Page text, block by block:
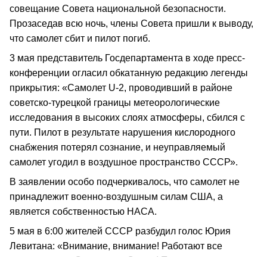
совещание Совета национальной безопасности.
Прозаседав всю ночь, члены Совета пришли к выводу,
что самолет сбит и пилот погиб.
3 мая представитель Госдепартамента в ходе пресс-
конференции огласил обкатанную редакцию легенды
прикрытия: «Самолет U-2, проводивший в районе
советско-турецкой границы метеорологические
исследования в высоких слоях атмосферы, сбился с
пути. Пилот в результате нарушения кислородного
снабжения потерял сознание, и неуправляемый
самолет угодил в воздушное пространство СССР».
В заявлении особо подчеркивалось, что самолет не
принадлежит военно-воздушным силам США, а
является собственностью НАСА.
5 мая в 6:00 жителей СССР разбудил голос Юрия
Левитана: «Внимание, внимание! Работают все